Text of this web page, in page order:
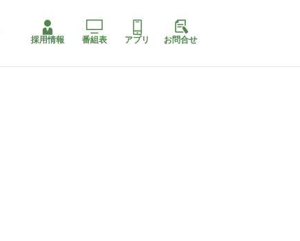
採用情報 番組表 アプリ お問合せ